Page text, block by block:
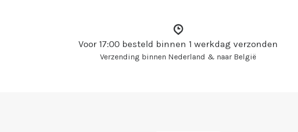
Voor 17:00 besteld binnen 1 werkdag verzonden
Verzending binnen Nederland & naar België